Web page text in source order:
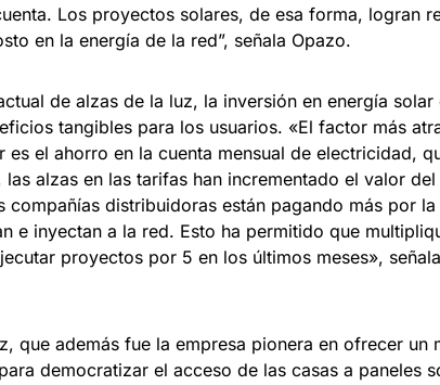
Los proyectos solares, de esa forma, logran
en la energía de la red”, señala Opazo.
de alzas de la luz, la inversión en energía
tangibles para los usuarios. «El factor más
es el ahorro en la cuenta mensual de electricidad,
las alzas en las tarifas han incrementado el valor
compañías distribuidoras están pagando más por
e inyectan a la red. Esto ha permitido que
proyectos por 5 en los últimos meses»,
que además fue la empresa pionera en ofrecer un
democratizar el acceso de las casas a paneles